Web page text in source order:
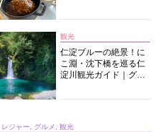
観光
仁淀ブルーの絶景！に
こ淵・沈下橋を巡る仁
淀川観光ガイド｜グル
レジャー, グルメ, 観光